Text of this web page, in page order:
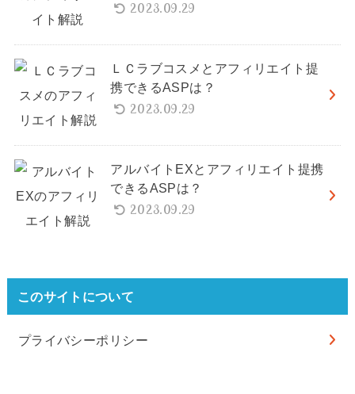
2023.09.29
ＬＣラブコスメとアフィリエイト提
携できるASPは？
2023.09.29
アルバイトEXとアフィリエイト提携
できるASPは？
2023.09.29
このサイトについて
プライバシーポリシー